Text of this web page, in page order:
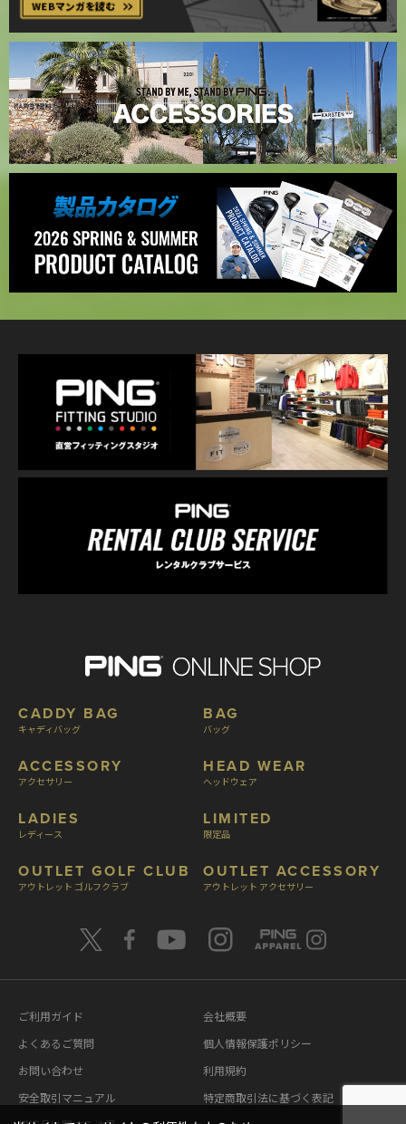
CADDY BAG
キャディバッグ
ACCESSORY
アクセサリー
LADIES
レディース
OUTLET GOLF CLUB
アウトレット ゴルフクラブ
BAG
バッグ
HEAD WEAR
ヘッドウェア
LIMITED
限定品
OUTLET ACCESSORY
アウトレット アクセサリー
ご利用ガイド
よくあるご質問
お問い合わせ
安全取引マニュアル
会社概要
個人情報保護ポリシー
利用規約
特定商取引法に基づく表記